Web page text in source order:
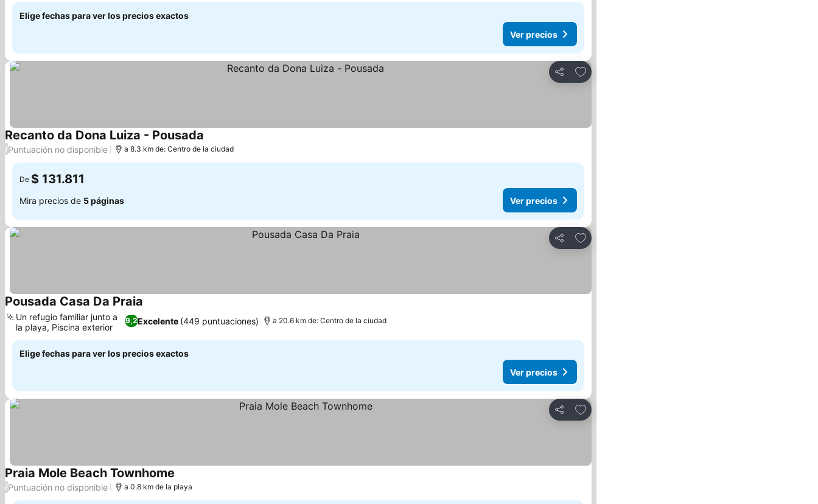
Elige fechas para ver los precios exactos
Ver precios
Compartir
Agregar a favoritos
Recanto da Dona Luiza - Pousada
/Puntuación no disponible a 8.3 km de: Centro de la ciudad
De $ 131.811
Mira precios de 5 páginas Ver precios
Compartir
Agregar a favoritos
Pousada Casa Da Praia
9,2Excelente (449 puntuaciones)
Un refugio familiar junto a
la playa, Piscina exterior
a 20.6 km de: Centro de la ciudad
Elige fechas para ver los precios exactos
Ver precios
Compartir
Agregar a favoritos
Praia Mole Beach Townhome
/Puntuación no disponible a 0.8 km de la playa